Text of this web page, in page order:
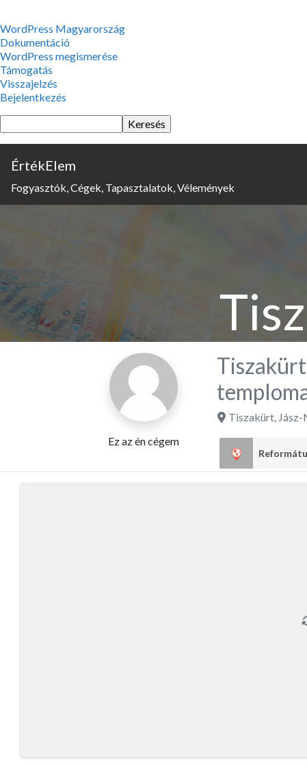
WordPress,
a
csodás
WordPress Magyarország
Dokumentáció
WordPress megismerése
Támogatás
Visszajelzés
Bejelentkezés
Keresés
ÉrtékElem
Fogyasztók, Cégek, Tapasztalatok, Vélemények
Ez az én cégem
Tiszakürt,